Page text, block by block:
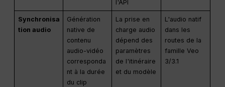
l'API
Synchronisa
tion audio
Génération
native de
contenu
audio-vidéo
corresponda
nt à la durée
du clip
La prise en
charge audio
dépend des
paramètres
de l'itinéraire
et du modèle
L'audio natif
dans les
routes de la
famille Veo
3/3.1